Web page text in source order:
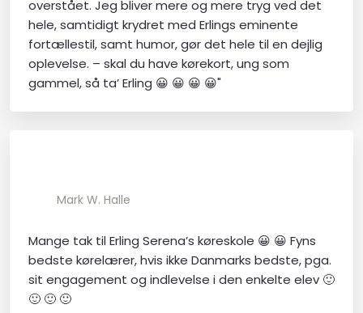
overstået. Jeg bliver mere og mere tryg ved det
hele, samtidigt krydret med Erlings eminente
fortællestil, samt humor, gør det hele til en dejlig
oplevelse. – skal du have kørekort, ung som
gammel, så ta’ Erling 😀 😀 😀 😀"
Mark W. Halle
Mange tak til Erling Serena’s køreskole 😀 😀 Fyns
bedste kørelærer, hvis ikke Danmarks bedste, pga.
sit engagement og indlevelse i den enkelte elev 🙂
🙂 🙂 🙂